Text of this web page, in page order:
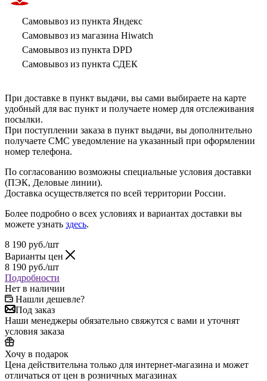
Самовывоз из пункта Яндекс
Самовывоз из магазина Hiwatch
Самовывоз из пункта DPD
Самовывоз из пункта СДЕК
При доставке в пункт выдачи, вы сами выбираете на карте
удобный для вас пункт и получаете номер для отслеживания
посылки.
При поступлении заказа в пункт выдачи, вы дополнительно
получаете СМС уведомление на указанный при оформлении
номер телефона.
По согласованию возможны специальные условия доставки
(ПЭК, Деловые линии).
Доставка осуществляется по всей территории России.
Более подробно о всех условиях и вариантах доставки вы
можете узнать здесь.
8 190 руб./шт
Варианты цен
8 190 руб./шт
Подробности
Нет в наличии
Нашли дешевле?
Под заказ
Наши менеджеры обязательно свяжутся с вами и уточнят
условия заказа
Хочу в подарок
Цена действительна только для интернет-магазина и может
отличаться от цен в розничных магазинах